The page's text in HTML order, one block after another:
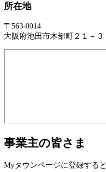
所在地
〒563-0014
大阪府池田市木部町２１－３
事業主の皆さま
Myタウンページに登録すると